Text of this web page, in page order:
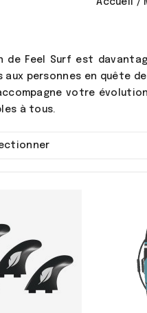
Accueil
de Feel Surf est
aux personnes en quête
votre
à tous.